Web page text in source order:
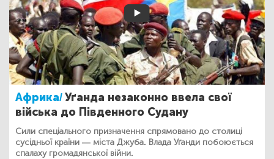
Африка/Уґанда незаконно ввела свої
війська до Південного Судану
Сили спеціального призначення спрямовано до столиці
сусідньої країни — міста Джуба. Влада Уґанди побоюється
спалаху громадянської війни.